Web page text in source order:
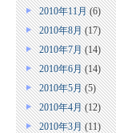
2010年11月(6)
2010年8月(17)
2010年7月(14)
2010年6月(14)
2010年5月(5)
2010年4月(12)
2010年3月(11)